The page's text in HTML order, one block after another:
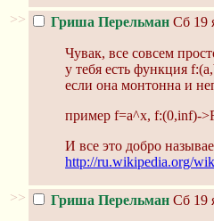
>> Гриша Перельман Сб 19
Чувак, все совсем
у тебя есть функция
если она монтонна и
пример f=a^x, f:(0,inf)-
И все это добро
http://ru.wikipedia.org/
>> Гриша Перельман Сб 19